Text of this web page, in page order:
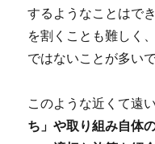
するようなことはで
を割くことも難しく
ではないことが多いで
このような近くて遠
ち」や取り組み自体